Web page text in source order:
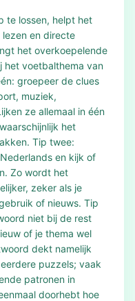
te lossen, helpt het
en directe
het overkoepelende
het voetbalthema van
groepeer de clues
muziek,
ze allemaal in één
het
Tip twee:
en kijk of
Zo wordt het
zeker als je
of nieuws. Tip
niet bij de rest
of je thema wel
dekt namelijk
puzzels; vaak
patronen in
doorhebt hoe